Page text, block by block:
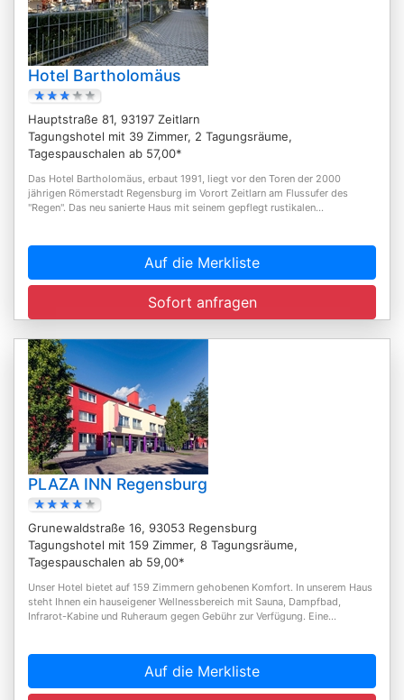
Hotel Bartholomäus
Hauptstraße 81, 93197 Zeitlarn
Tagungshotel mit 39 Zimmer, 2 Tagungsräume,
Tagespauschalen ab 57,00*
Das Hotel Bartholomäus, erbaut 1991, liegt vor den Toren der 2000
jährigen Römerstadt Regensburg im Vorort Zeitlarn am Flussufer des
"Regen". Das neu sanierte Haus mit seinem gepflegt rustikalen...
Auf die Merkliste
Sofort anfragen
PLAZA INN Regensburg
Grunewaldstraße 16, 93053 Regensburg
Tagungshotel mit 159 Zimmer, 8 Tagungsräume,
Tagespauschalen ab 59,00*
Unser Hotel bietet auf 159 Zimmern gehobenen Komfort. In unserem Haus
steht Ihnen ein hauseigener Wellnessbereich mit Sauna, Dampfbad,
Infrarot-Kabine und Ruheraum gegen Gebühr zur Verfügung. Eine...
Auf die Merkliste